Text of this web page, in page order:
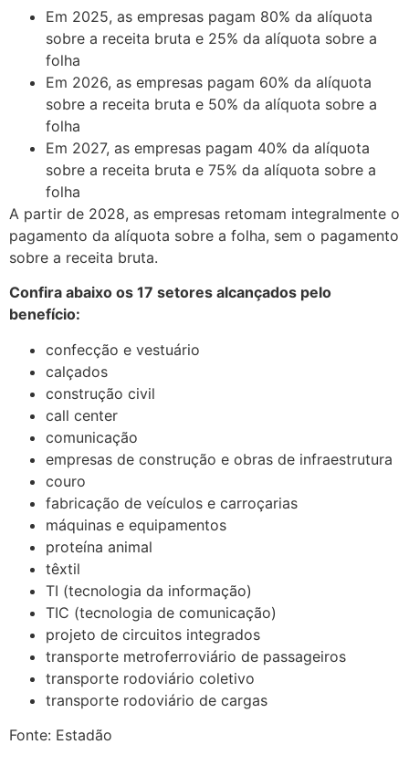
Em 2025, as empresas pagam 80% da alíquota
sobre a receita bruta e 25% da alíquota sobre a
folha
Em 2026, as empresas pagam 60% da alíquota
sobre a receita bruta e 50% da alíquota sobre a
folha
Em 2027, as empresas pagam 40% da alíquota
sobre a receita bruta e 75% da alíquota sobre a
folha
A partir de 2028, as empresas retomam integralmente o
pagamento da alíquota sobre a folha, sem o pagamento
sobre a receita bruta.
Confira abaixo os 17 setores alcançados pelo
benefício:
confecção e vestuário
calçados
construção civil
call center
comunicação
empresas de construção e obras de infraestrutura
couro
fabricação de veículos e carroçarias
máquinas e equipamentos
proteína animal
têxtil
TI (tecnologia da informação)
TIC (tecnologia de comunicação)
projeto de circuitos integrados
transporte metroferroviário de passageiros
transporte rodoviário coletivo
transporte rodoviário de cargas
Fonte: Estadão